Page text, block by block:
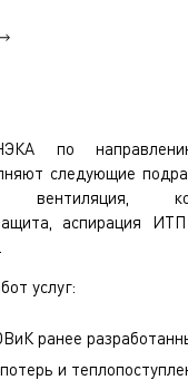
по
следующие
вентиляция,
аспирация
услуг:
ранее
и